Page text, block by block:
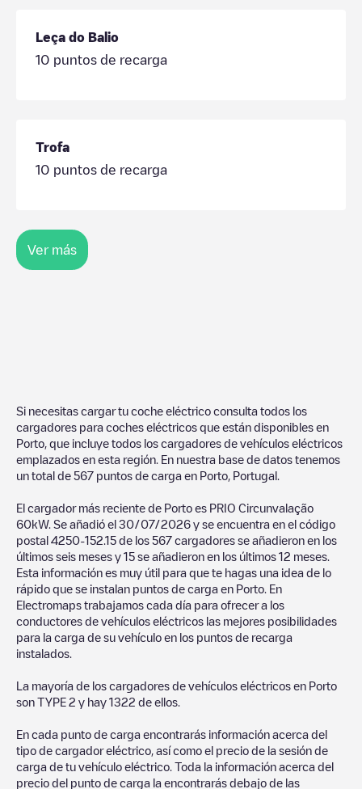
Leça do Balio
10 puntos de recarga
Trofa
10 puntos de recarga
Ver más
Si necesitas cargar tu coche eléctrico consulta todos los
cargadores para coches eléctricos que están disponibles en
Porto , que incluye todos los cargadores de vehículos eléctricos
emplazados en esta región. En nuestra base de datos tenemos
un total de 567 puntos de carga en Porto Portugal
El cargador más reciente de Porto es PRIO Circunvalação
60kW. Se añadió el 30/07/2026 y se encuentra en el código
postal 4250-152 15 de los 567 cargadores se añadieron en los
últimos seis meses y 15 se añadieron en los últimos 12 meses.
Esta información es muy útil para que te hagas una idea de lo
rápido que se instalan puntos de carga en Porto . En
Electromaps trabajamos cada día para ofrecer a los
conductores de vehículos eléctricos las mejores posibilidades
para la carga de su vehículo en los puntos de recarga
instalados.
La mayoría de los cargadores de vehículos eléctricos en Porto
son TYPE 2 y hay 1322 de ellos.
En cada punto de carga encontrarás información acerca del
tipo de cargador eléctrico, así como el precio de la sesión de
carga de tu vehículo eléctrico. Toda la información acerca del
precio del punto de carga la encontrarás debajo de las